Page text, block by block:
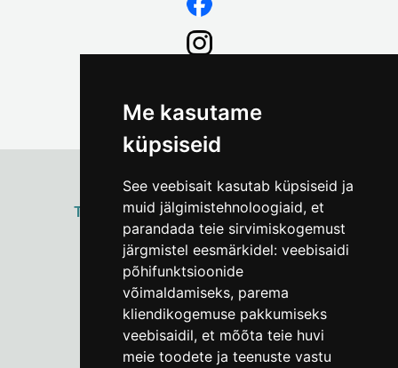
Me kasutame
küpsiseid
See veebisait kasutab küpsiseid ja
muid jälgimistehnoloogiaid, et
parandada teie sirvimiskogemust
järgmistel eesmärkidel: veebisaidi
põhifunktsioonide
võimaldamiseks, parema
kliendikogemuse pakkumiseks
veebisaidil, et mõõta teie huvi
meie toodete ja teenuste vastu
ТАЛЛИННСКИЙГОРОДСКОЙ МУЗЕЙ
Vene 17
Пн–Пт 9–17:(+372) 610 4178
info@linnamuuseum.ee